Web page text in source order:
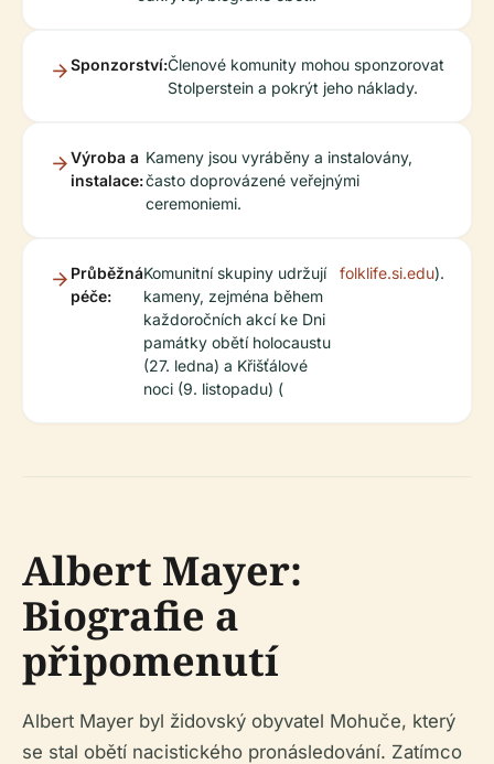
Sponzorství:Členové komunity mohou sponzorovat
Stolperstein a pokrýt jeho náklady.
Výroba a
instalace:
Kameny jsou vyráběny a instalovány,
často doprovázené veřejnými
ceremoniemi.
Průběžná
péče:
Komunitní skupiny udržují
kameny, zejména během
každoročních akcí ke Dni
památky obětí holocaustu
(27. ledna) a Křišťálové
noci (9. listopadu) (
folklife.si.edu).
Albert Mayer:
Biografie a
připomenutí
Albert Mayer byl židovský obyvatel Mohuče, který
se stal obětí nacistického pronásledování. Zatímco